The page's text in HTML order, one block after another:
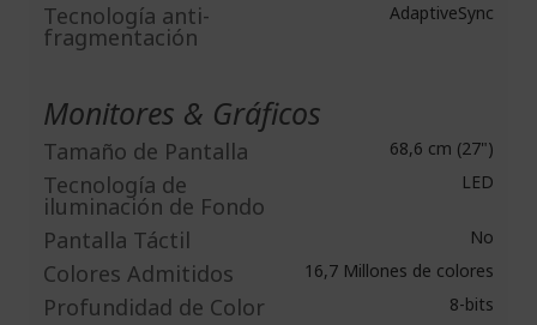
Tecnología anti-
fragmentación
AdaptiveSync
Monitores & Gráficos
Tamaño de Pantalla 68,6 cm (27")
Tecnología de
iluminación de Fondo
LED
Pantalla Táctil No
Colores Admitidos 16,7 Millones de colores
Profundidad de Color 8-bits